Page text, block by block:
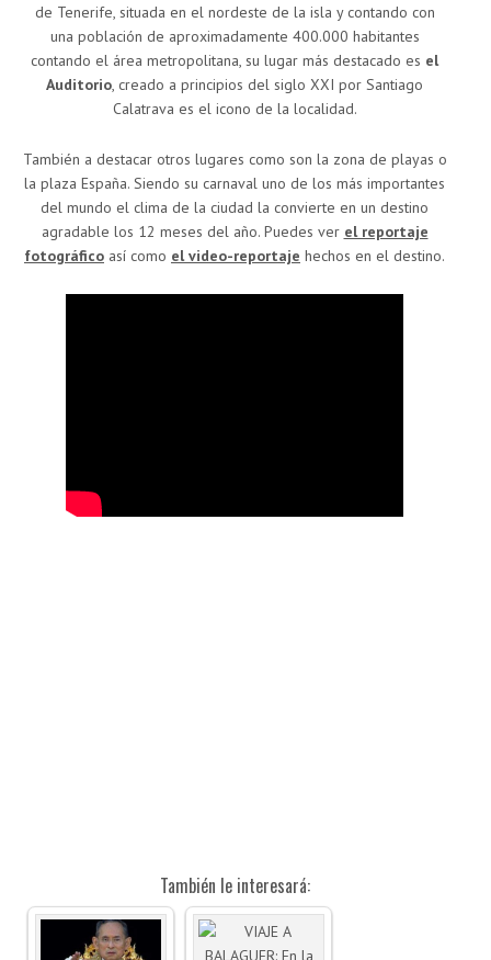
de Tenerife, situada en el nordeste de la isla y contando con
una población de aproximadamente 400.000 habitantes
contando el área metropolitana, su lugar más destacado es el
Auditorio, creado a principios del siglo XXI por Santiago
Calatrava es el icono de la localidad.
También a destacar otros lugares como son la zona de playas o
la plaza España. Siendo su carnaval uno de los más importantes
del mundo el clima de la ciudad la convierte en un destino
agradable los 12 meses del año. Puedes ver el reportaje
fotográfico así como el video-reportaje hechos en el destino.
También le interesará: